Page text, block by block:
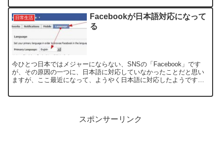
日常生活
Facebookが日本語対応になって
る
今ひとつ日本ではメジャーにならない、SNSの「Facebook」です
が、その原因の一つに、日本語に対応していなかったことだと思い
ますが、ここ最近になって、ようやく日本語に対応したようです。
スポンサーリンク